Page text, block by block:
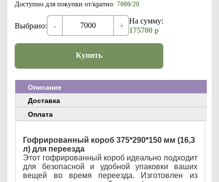
Доступно для покупки от/кратно: 7000/20
Выбрано: - +
На сумму:
175700 р
Купить
Описание
Доставка
Оплата
Гофрированный короб 375*290*150 мм (16,3
л) для переезда
Этот гофрированный короб идеально подходит
для безопасной и удобной упаковки ваших
вещей во время переезда. Изготовлен из